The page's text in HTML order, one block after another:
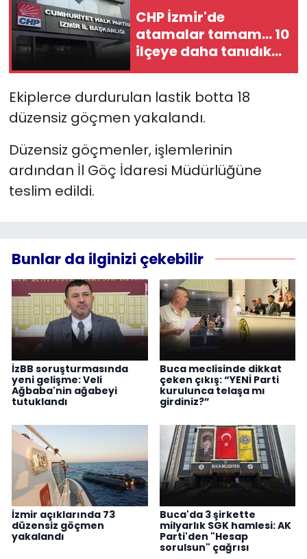
CHP İzmir'de
atamalar tamam... 10
ilçeye daha tanıdık
isimler!
Ekiplerce durdurulan lastik botta 18
düzensiz göçmen yakalandı.
Düzensiz göçmenler, işlemlerinin
ardından İl Göç İdaresi Müdürlüğüne
teslim edildi.
Bunlar da ilginizi çekebilir
İzBB soruşturmasında
yeni gelişme: Veli
Ağbaba'nin ağabeyi
tutuklandı
Buca meclisinde dikkat
çeken çıkış: “YENİ Parti
kurulunca telaşa mı
girdiniz?”
İzmir açıklarında 73
düzensiz göçmen
yakalandı
Buca'da 3 şirkette
milyarlık SGK hamlesi: AK
Parti'den "Hesap
sorulsun" çağrısı
Yurt